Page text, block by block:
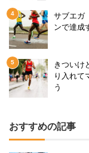
サブエガ
ンで達成
きついけ
り入れて
う
おすすめの記事